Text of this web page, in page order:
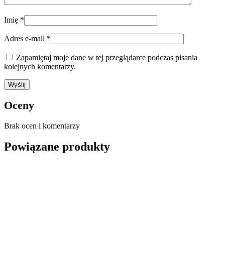
Imię *
Adres e-mail *
Zapamiętaj moje dane w tej przeglądarce podczas pisania
kolejnych komentarzy.
Oceny
Brak ocen i komentarzy
Powiązane produkty